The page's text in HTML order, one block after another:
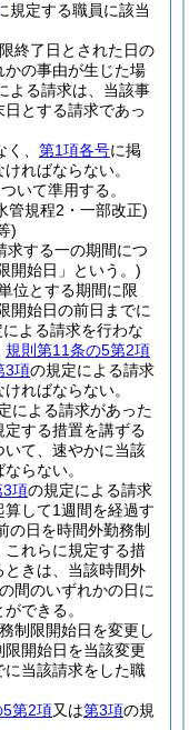
規定する職員に該当
終了日とされた日の
かの事由が生じた場
よる請求は、当該事
とする請求であっ
、 第1項各号に掲
ればならない。
いて準用する。
管規程2・一部改正)
)
求する一の期間につ
開始日」という。)
位とする期間に限
開始日の前日までに
よる請求を行わな
規則第11条の5第2項
3項の規定による請求
ればならない。
による請求があった
する措置を講ずる
いて、速やかに当該
らない。
3項の規定による請求
して1週間を経過す
の日を時間外勤務制
これらに規定する措
きは、当該時間外
間のいずれかの日に
できる。
制限開始日を変更し
開始日を当該変更
当該請求をした職
第2項又は第3項の規